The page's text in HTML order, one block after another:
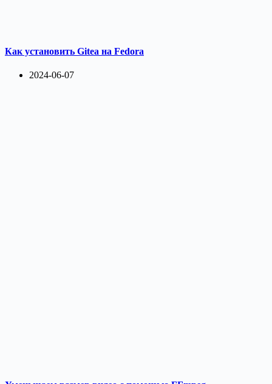
Как установить Gitea на Fedora
2024-06-07